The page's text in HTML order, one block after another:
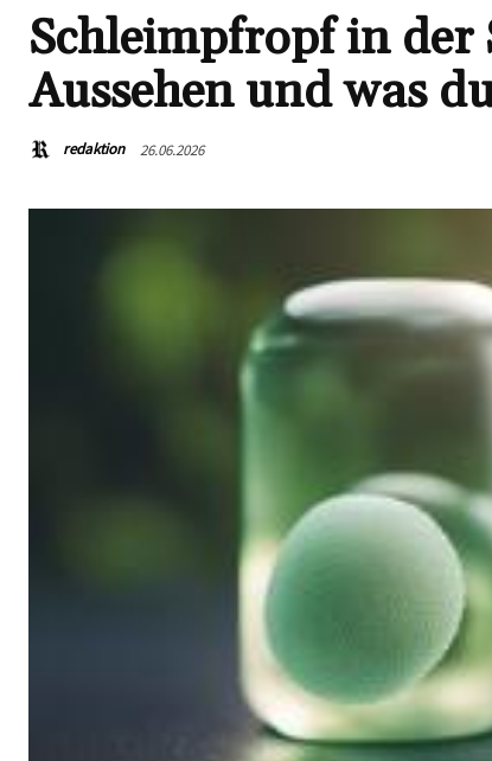
Schleimpfropf in der
Aussehen und was
redaktion 26.06.2026